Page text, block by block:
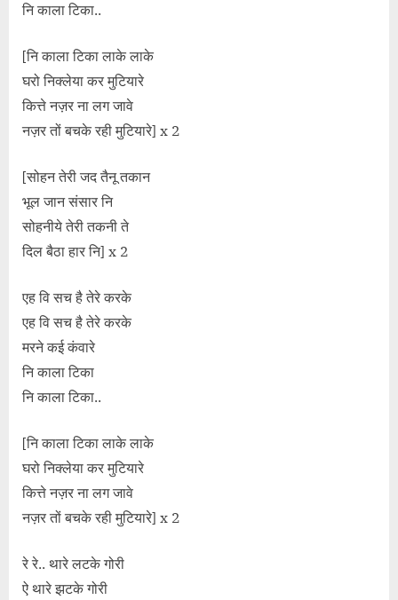
नि काला टिका..
[नि काला टिका लाके लाके
घरो निक्लेया कर मुटियारे
कित्ते नज़र ना लग जावे
नज़र तों बचके रही मुटियारे] x 2
[सोहन तेरी जद तैनू तकान
भूल जान संसार नि
सोहनीये तेरी तकनी ते
दिल बैठा हार नि] x 2
एह वि सच है तेरे करके
एह वि सच है तेरे करके
मरने कई कंवारे
नि काला टिका
नि काला टिका..
[नि काला टिका लाके लाके
घरो निक्लेया कर मुटियारे
कित्ते नज़र ना लग जावे
नज़र तों बचके रही मुटियारे] x 2
रे रे.. थारे लटके गोरी
ऐ थारे झटके गोरी